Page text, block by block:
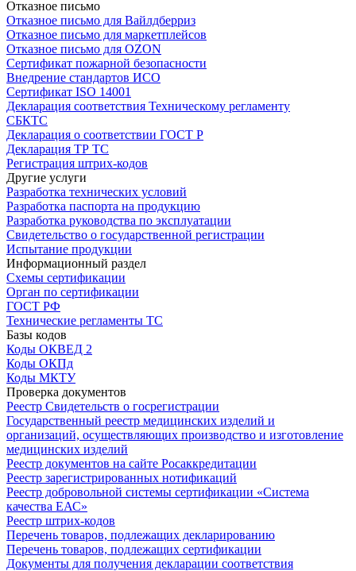
Отказное письмо
Отказное письмо для Вайлдберриз
Отказное письмо для маркетплейсов
Отказное письмо для OZON
Сертификат пожарной безопасности
Внедрение стандартов ИСО
Сертификат ISO 14001
Декларация соответствия Техническому регламенту
СБКТС
Декларация о соответствии ГОСТ Р
Декларация ТР ТС
Регистрация штрих-кодов
Другие услуги
Разработка технических условий
Разработка паспорта на продукцию
Разработка руководства по эксплуатации
Свидетельство о государственной регистрации
Испытание продукции
Информационный раздел
Схемы сертификации
Орган по сертификации
ГОСТ РФ
Технические регламенты ТС
Базы кодов
Коды ОКВЕД 2
Коды ОКПд
Коды МКТУ
Проверка документов
Реестр Свидетельств о госрегистрации
Государственный реестр медицинских изделий и
организаций, осуществляющих производство и изготовление
медицинских изделий
Реестр документов на сайте Росаккредитации
Реестр зарегистрированных нотификаций
Реестр добровольной системы сертификации «Система
качества ЕАС»
Реестр штрих-кодов
Перечень товаров, подлежащих декларированию
Перечень товаров, подлежащих сертификации
Документы для получения декларации соответствия